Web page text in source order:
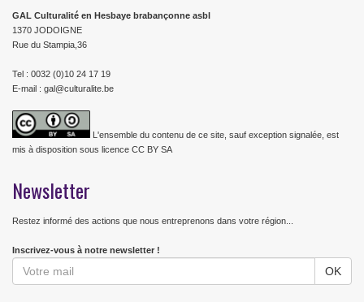
GAL Culturalité en Hesbaye brabançonne asbl
1370 JODOIGNE
Rue du Stampia,36
Tel : 0032 (0)10 24 17 19
E-mail : gal@culturalite.be
L'ensemble du contenu de ce site, sauf exception signalée, est
mis à disposition sous licence CC BY SA
Newsletter
Restez informé des actions que nous entreprenons dans votre région...
Inscrivez-vous à notre newsletter !